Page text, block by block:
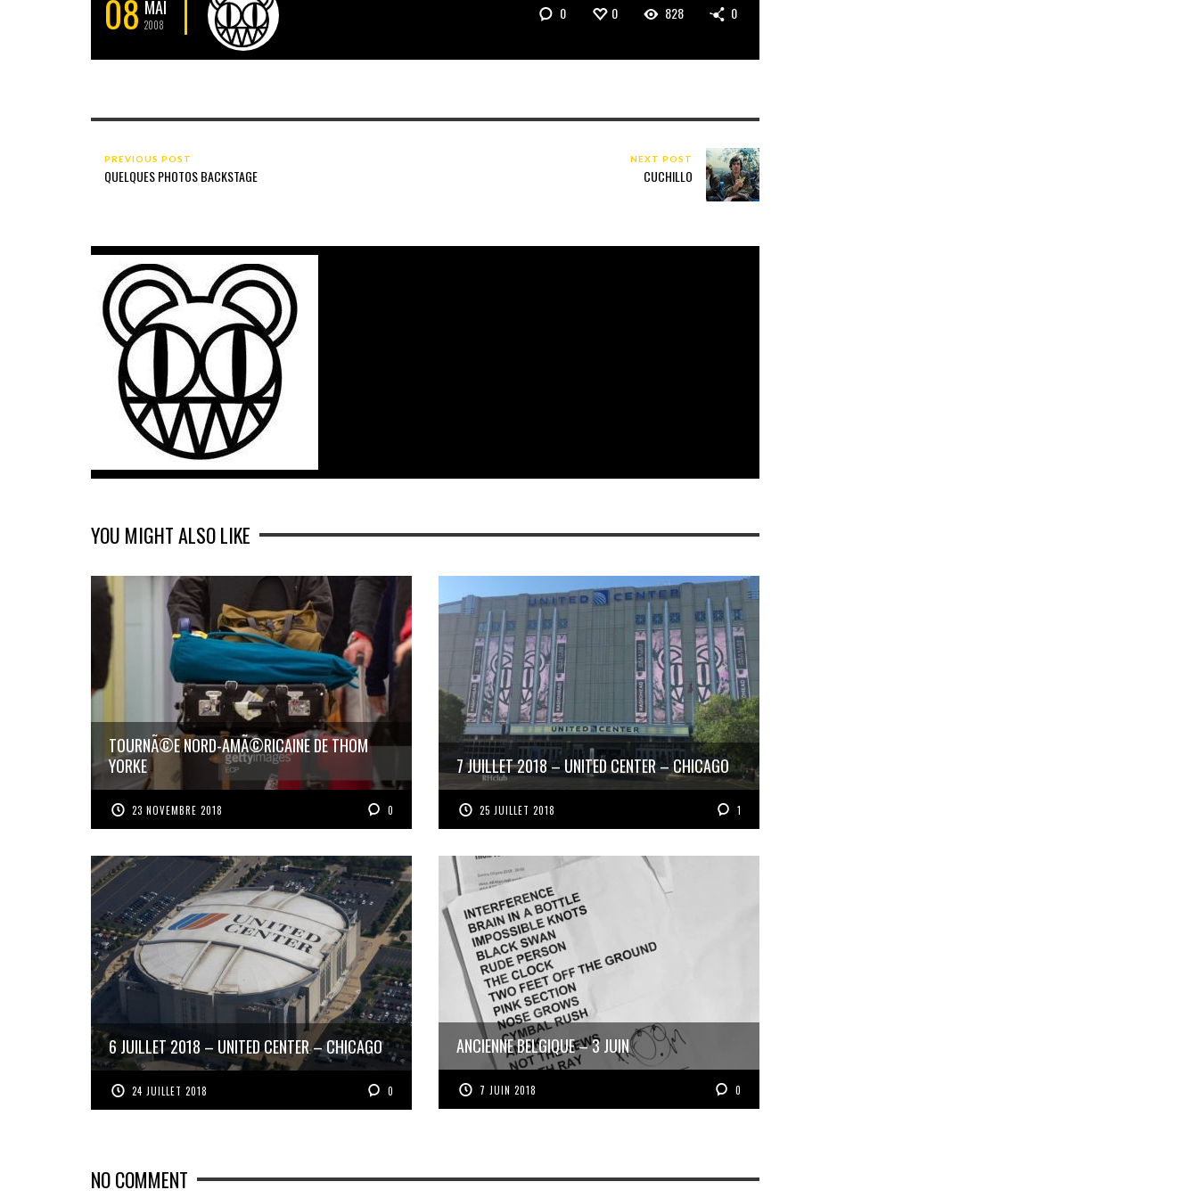
08 MAI
2008
0 0 828 0
PREVIOUS POST
QUELQUES PHOTOS BACKSTAGE
NEXT POST
CUCHILLO
YOU MIGHT ALSO LIKE
TOURNÃ©E NORD-AMÃ©RICAINE DE THOM
YORKE
23 NOVEMBRE 2018 0
7 JUILLET 2018 – UNITED CENTER – CHICAGO
25 JUILLET 2018 1
6 JUILLET 2018 – UNITED CENTER – CHICAGO
24 JUILLET 2018 0
ANCIENNE BELGIQUE – 3 JUIN
7 JUIN 2018 0
NO COMMENT